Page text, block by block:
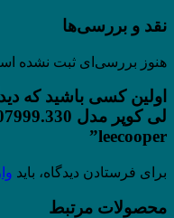
نقد و بررسی‌ها
هنوز بررسی‌ای ثبت نشده
اولین کسی باشید که
leecooper”
برای فرستادن دیدگاه، باید
محصولات مرتبط